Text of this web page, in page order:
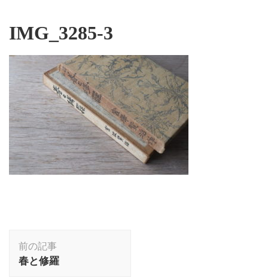
IMG_3285-3
稿
ナ
前の記事
春と修羅